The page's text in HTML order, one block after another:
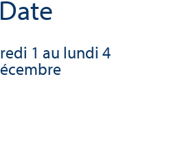
Date
1 au lundi 4